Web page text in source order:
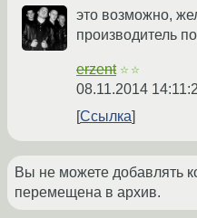
это возможно,
производитель
erzent ☆☆
08.11.2014
Ссылка
Вы не можете добавлять
перемещена в архив.